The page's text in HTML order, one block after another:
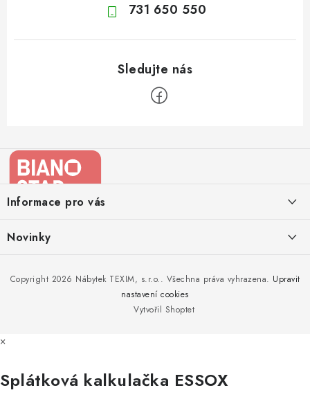
731 650 550
aInformace pro vás
Kontakty
Doprava nábytku k Vám
Formulář odstoupení od smlouvy
Novinky
to!
Nakupujte zahradní nábytek i v ziměVytvořil Shoptet
Copyright 2026 Nábytek TEXIM, s.r.o.. Všechna práva vyhrazena. Upravit
nastavení cookies
×
Splátková kalkulačka ESSOX